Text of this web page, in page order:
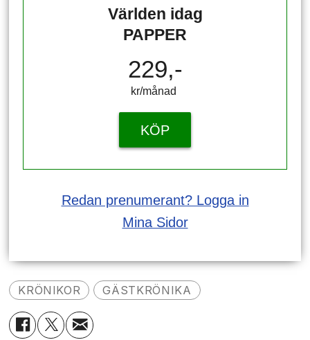
Världen idag
PAPPER
229,-
kr/månad ​​​​​​
KÖP
Redan prenumerant? Logga in
Mina Sidor
KRÖNIKOR GÄSTKRÖNIKA